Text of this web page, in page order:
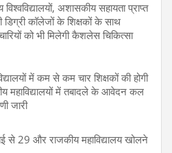
अशासकीय सहायता प्राप्त
डिग्री कॉलेजों के शिक्षकों के साथ
को भी मिलेगी कैशलेस चिकित्सा
में कम से कम चार शिक्षकों की होगी
महाविद्यालयों में तबादले के आवेदन कल
जारी
से 29 और राजकीय महाविद्यालय खोलने